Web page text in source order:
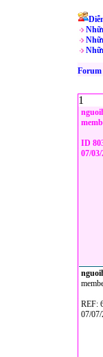
Forum
1
ID
07/
REF:
07/